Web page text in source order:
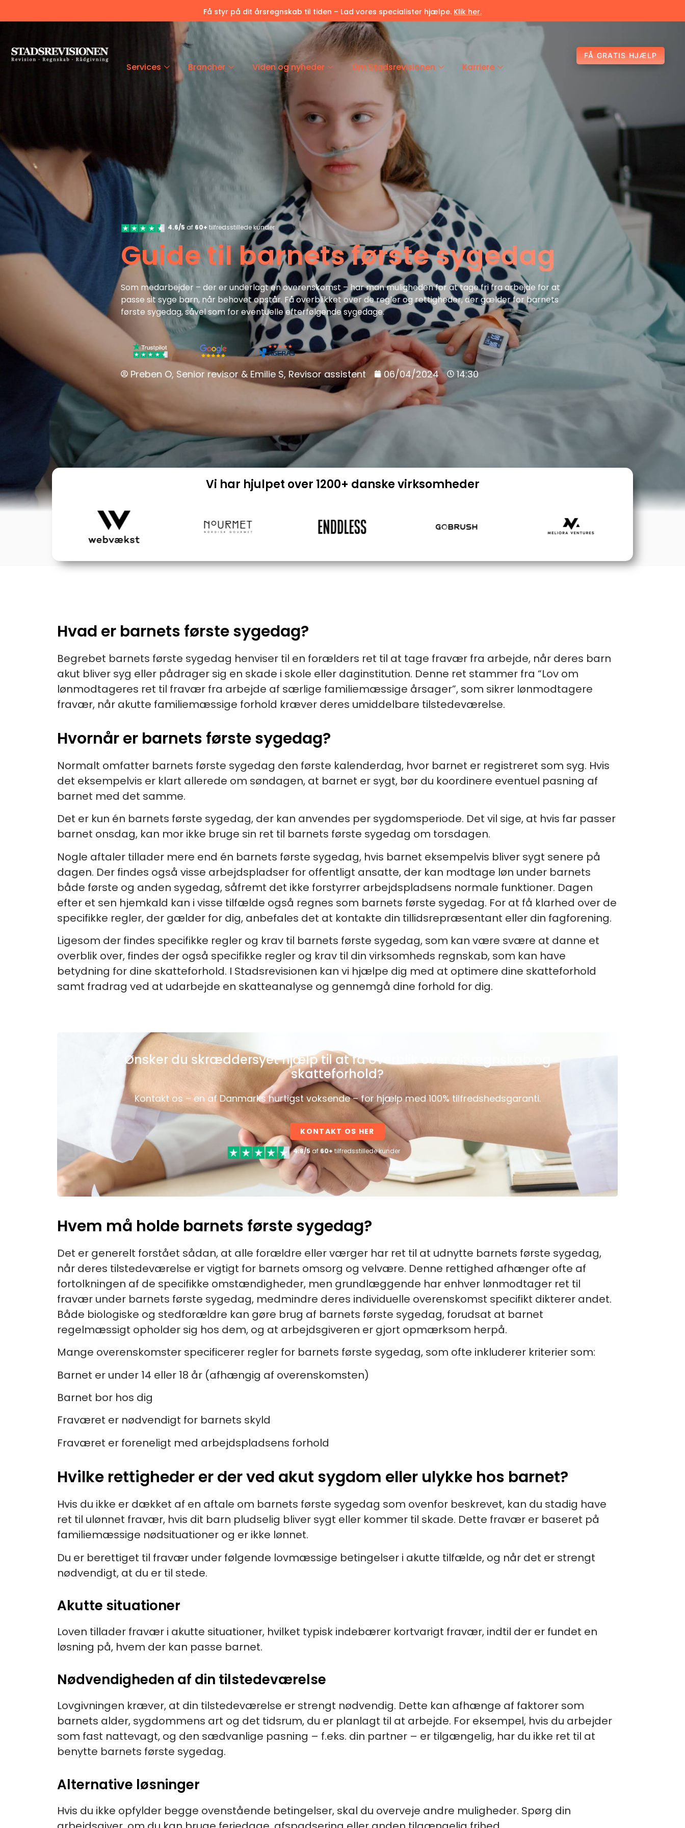
Få styr på dit årsregnskab til tiden – Lad vores specialister hjælpe. Klik her.
Services Brancher Viden og nyheder Om Stadsrevisionen Karriere
FÅ GRATIS HJÆLP
4.6/5 af 60+ tilfredsstillede kunder
Guide til barnets første sygedag
Som medarbejder – der er underlagt en overenskomst – har man muligheden for at tage fri fra arbejde for at
passe sit syge barn, når behovet opstår. Få overblikket over de regler og rettigheder, der gælder for barnets
første sygedag, såvel som for eventuelle efterfølgende sygedage.
Preben O, Senior revisor & Emilie S, Revisor assistent 06/04/2024 14:30
Vi har hjulpet over 1200+ danske virksomheder
Hvad er barnets første sygedag?
Begrebet barnets første sygedag henviser til en forælders ret til at tage fravær fra arbejde, når deres barn
akut bliver syg eller pådrager sig en skade i skole eller daginstitution. Denne ret stammer fra “Lov om
lønmodtageres ret til fravær fra arbejde af særlige familiemæssige årsager”, som sikrer lønmodtagere
fravær, når akutte familiemæssige forhold kræver deres umiddelbare tilstedeværelse.
Hvornår er barnets første sygedag?
Normalt omfatter barnets første sygedag den første kalenderdag, hvor barnet er registreret som syg. Hvis
det eksempelvis er klart allerede om søndagen, at barnet er sygt, bør du koordinere eventuel pasning af
barnet med det samme.
Det er kun én barnets første sygedag, der kan anvendes per sygdomsperiode. Det vil sige, at hvis far passer
barnet onsdag, kan mor ikke bruge sin ret til barnets første sygedag om torsdagen.
Nogle aftaler tillader mere end én barnets første sygedag, hvis barnet eksempelvis bliver sygt senere på
dagen. Der findes også visse arbejdspladser for offentligt ansatte, der kan modtage løn under barnets
både første og anden sygedag, såfremt det ikke forstyrrer arbejdspladsens normale funktioner. Dagen
efter et sen hjemkald kan i visse tilfælde også regnes som barnets første sygedag. For at få klarhed over de
specifikke regler, der gælder for dig, anbefales det at kontakte din tillidsrepræsentant eller din fagforening.
Ligesom der findes specifikke regler og krav til barnets første sygedag, som kan være svære at danne et
overblik over, findes der også specifikke regler og krav til din virksomheds regnskab, som kan have
betydning for dine skatteforhold. I Stadsrevisionen kan vi hjælpe dig med at optimere dine skatteforhold
samt fradrag ved at udarbejde en skatteanalyse og gennemgå dine forhold for dig.
Ønsker du skræddersyet hjælp til at få overblik over dit regnskab og
skatteforhold?
Kontakt os – en af Danmarks hurtigst voksende – for hjælp med 100% tilfredshedsgaranti.
KONTAKT OS HER
4.8/5 af 60+ tilfredsstillede kunder
Hvem må holde barnets første sygedag?
Det er generelt forstået sådan, at alle forældre eller værger har ret til at udnytte barnets første sygedag,
når deres tilstedeværelse er vigtigt for barnets omsorg og velvære. Denne rettighed afhænger ofte af
fortolkningen af de specifikke omstændigheder, men grundlæggende har enhver lønmodtager ret til
fravær under barnets første sygedag, medmindre deres individuelle overenskomst specifikt dikterer andet.
Både biologiske og stedforældre kan gøre brug af barnets første sygedag, forudsat at barnet
regelmæssigt opholder sig hos dem, og at arbejdsgiveren er gjort opmærksom herpå.
Mange overenskomster specificerer regler for barnets første sygedag, som ofte inkluderer kriterier som:
Barnet er under 14 eller 18 år (afhængig af overenskomsten)
Barnet bor hos dig
Fraværet er nødvendigt for barnets skyld
Fraværet er foreneligt med arbejdspladsens forhold
Hvilke rettigheder er der ved akut sygdom eller ulykke hos barnet?
Hvis du ikke er dækket af en aftale om barnets første sygedag som ovenfor beskrevet, kan du stadig have
ret til ulønnet fravær, hvis dit barn pludselig bliver sygt eller kommer til skade. Dette fravær er baseret på
familiemæssige nødsituationer og er ikke lønnet.
Du er berettiget til fravær under følgende lovmæssige betingelser i akutte tilfælde, og når det er strengt
nødvendigt, at du er til stede.
Akutte situationer
Loven tillader fravær i akutte situationer, hvilket typisk indebærer kortvarigt fravær, indtil der er fundet en
løsning på, hvem der kan passe barnet.
Nødvendigheden af din tilstedeværelse
Lovgivningen kræver, at din tilstedeværelse er strengt nødvendig. Dette kan afhænge af faktorer som
barnets alder, sygdommens art og det tidsrum, du er planlagt til at arbejde. For eksempel, hvis du arbejder
som fast nattevagt, og den sædvanlige pasning – f.eks. din partner – er tilgængelig, har du ikke ret til at
benytte barnets første sygedag.
Alternative løsninger
Hvis du ikke opfylder begge ovenstående betingelser, skal du overveje andre muligheder. Spørg din